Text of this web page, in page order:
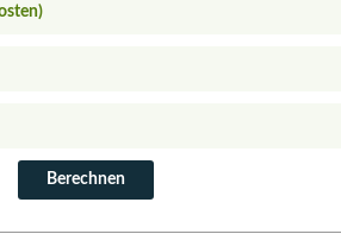
Berechnen